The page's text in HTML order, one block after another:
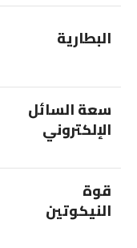
البطارية
سعة السائل
الإلكتروني
قوة
النيكوتين